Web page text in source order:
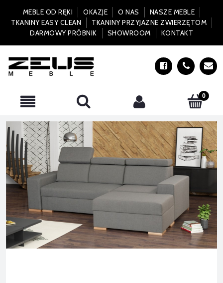
MEBLE OD RĘKI OKAZJE O NAS
NASZE MEBLE
TKANINY EASY CLEAN
TKANINY PRZYJAZNE ZWIERZĘTOM
DARMOWY PRÓBNIK
SHOWROOM KONTAKT